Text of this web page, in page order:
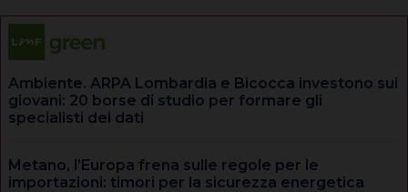
Ambiente. ARPA Lombardia e Bicocca investono sui
giovani: 20 borse di studio per formare gli
specialisti dei dati
Metano, l’Europa frena sulle regole per le
importazioni: timori per la sicurezza energetica